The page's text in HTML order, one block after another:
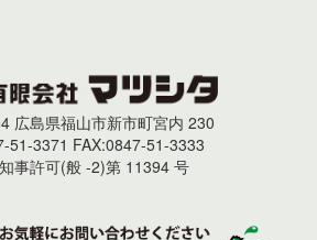
するためには欠かせません。 定期的
テナンスを行うことで、建物の価値を
るでしょう。
い少量の雨では外壁から雨水が浸入し
考えにくいです。 しかし、上記の様
日や台風の日など激しい雨が降ったと
雨になったときには、当然外壁にも大
れてしまいます。もし外壁にクラック
合があればそこから雨水が浸入してし
広島県福山市新市町宮内 230
51-3371 FAX:0847-51-3333
事許可(般 -2)第 11394 号